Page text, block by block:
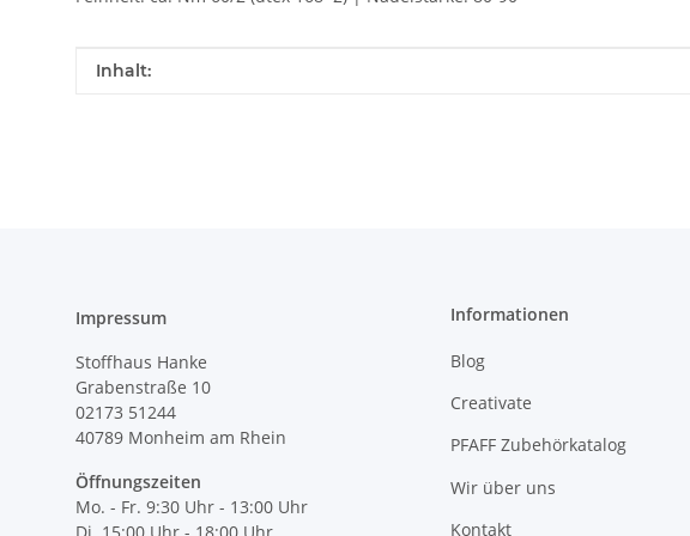
Produkteigenschaft
Wert
Inhalt:
Impressum
Stoffhaus Hanke
Grabenstraße 10
02173 51244
40789 Monheim am Rhein
Öffnungszeiten
Mo. - Fr. 9:30 Uhr - 13:00 Uhr
Informationen
Blog
Creativate
PFAFF Zubehörkatalog
Wir über uns
Kontakt